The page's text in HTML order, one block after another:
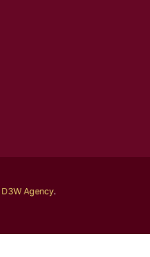
D3W Agency.